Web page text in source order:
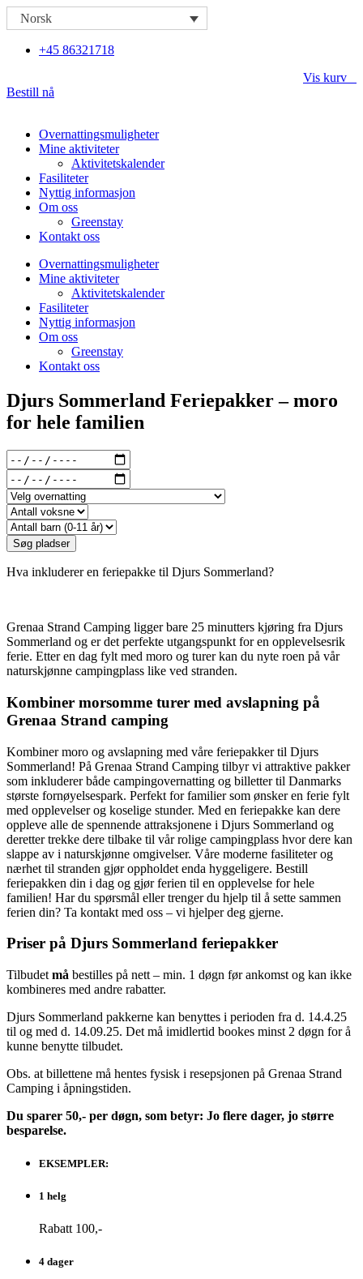
Skip
to
Norsk
+45 86321718
Vis kurv
Bestill nå
Overnattingsmuligheter
Mine aktiviteter
Aktivitetskalender
Fasiliteter
Nyttig informasjon
Om oss
Greenstay
Kontakt oss
Overnattingsmuligheter
Mine aktiviteter
Aktivitetskalender
Fasiliteter
Nyttig informasjon
Om oss
Greenstay
Kontakt oss
Djurs Sommerland Feriepakker – moro
for hele familien
Hva inkluderer en feriepakke til Djurs Sommerland?
Grenaa Strand Camping ligger bare 25 minutters kjøring fra Djurs
Sommerland og er det perfekte utgangspunkt for en opplevelsesrik
ferie. Etter en dag fylt med moro og turer kan du nyte roen på vår
naturskjønne campingplass like ved stranden.
Kombiner morsomme turer med avslapning på
Grenaa Strand camping
Kombiner moro og avslapning med våre feriepakker til Djurs
Sommerland! På Grenaa Strand Camping tilbyr vi attraktive pakker
som inkluderer både campingovernatting og billetter til Danmarks
største fornøyelsespark. Perfekt for familier som ønsker en ferie fylt
med opplevelser og koselige stunder. Med en feriepakke kan dere
oppleve alle de spennende attraksjonene i Djurs Sommerland og
deretter trekke dere tilbake til vår rolige campingplass hvor dere kan
slappe av i naturskjønne omgivelser. Våre moderne fasiliteter og
nærhet til stranden gjør oppholdet enda hyggeligere. Bestill
feriepakken din i dag og gjør ferien til en opplevelse for hele
familien! Har du spørsmål eller trenger du hjelp til å sette sammen
ferien din? Ta kontakt med oss – vi hjelper deg gjerne.
Priser på Djurs Sommerland feriepakker
Tilbudet må bestilles på nett – min. 1 døgn før ankomst og kan ikke
kombineres med andre rabatter.
Djurs Sommerland pakkerne kan benyttes i perioden fra d. 14.4.25
til og med d. 14.09.25. Det må imidlertid bookes minst 2 døgn for å
kunne benytte tilbudet.
Obs. at billettene må hentes fysisk i resepsjonen på Grenaa Strand
Camping i åpningstiden.
Du sparer 50,- per døgn, som betyr: Jo flere dager, jo større
besparelse.
EKSEMPLER:
1 helg
Rabatt 100,-
4 dager